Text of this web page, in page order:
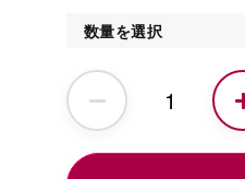
数量を選択